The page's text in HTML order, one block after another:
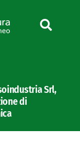
Srl,
di